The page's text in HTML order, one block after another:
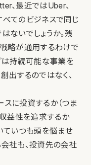
、最近ではUber、
てのビジネスで同じ
ないでしょうか。残
略が通用するわけで
は持続可能な事業を
出するのではなく、
に投資するか（つま
収益性を追求するか
ていつも頭を悩ませ
社も、投資先の会社